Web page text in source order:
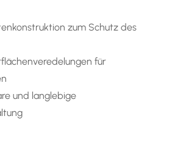
zum Schutz des
für
und langlebige